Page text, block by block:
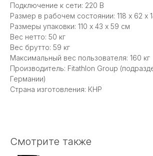
Подключение к сети: 220 В
Размер в рабочем состоянии: 118 х 62 x
Размеры упаковки: 110 х 43 x 59 см
Вес нетто: 50 кг
Вес брутто: 59 кг
Максимальный вес пользователя: 160 кг
Производитель: Fitathlon Group
Германии)
Страна изготовления: КНР
Смотрите также